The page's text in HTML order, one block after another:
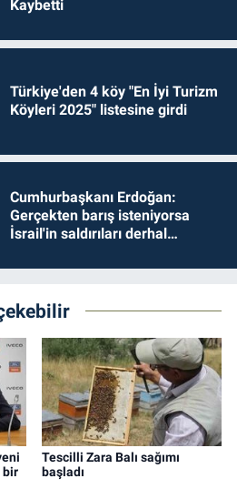
Kaybetti
Türkiye'den 4 köy "En İyi Turizm
Köyleri 2025" listesine girdi
Cumhurbaşkanı Erdoğan:
Gerçekten barış isteniyorsa
İsrail'in saldırıları derhal
bir
Tescilli Zara Balı sağımı
başladı